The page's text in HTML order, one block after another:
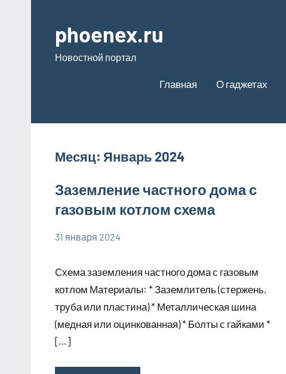
содержимому
phoenex.ru
Новостной портал
Главная О гаджетах
Месяц: Январь 2024
Заземление частного дома с
газовым котлом схема
31 января 2024
phoenex_ru
Схема заземления частного дома с газовым
котлом Материалы: * Заземлитель (стержень,
труба или пластина) * Металлическая шина
(медная или оцинкованная) * Болты с гайками *
[…]